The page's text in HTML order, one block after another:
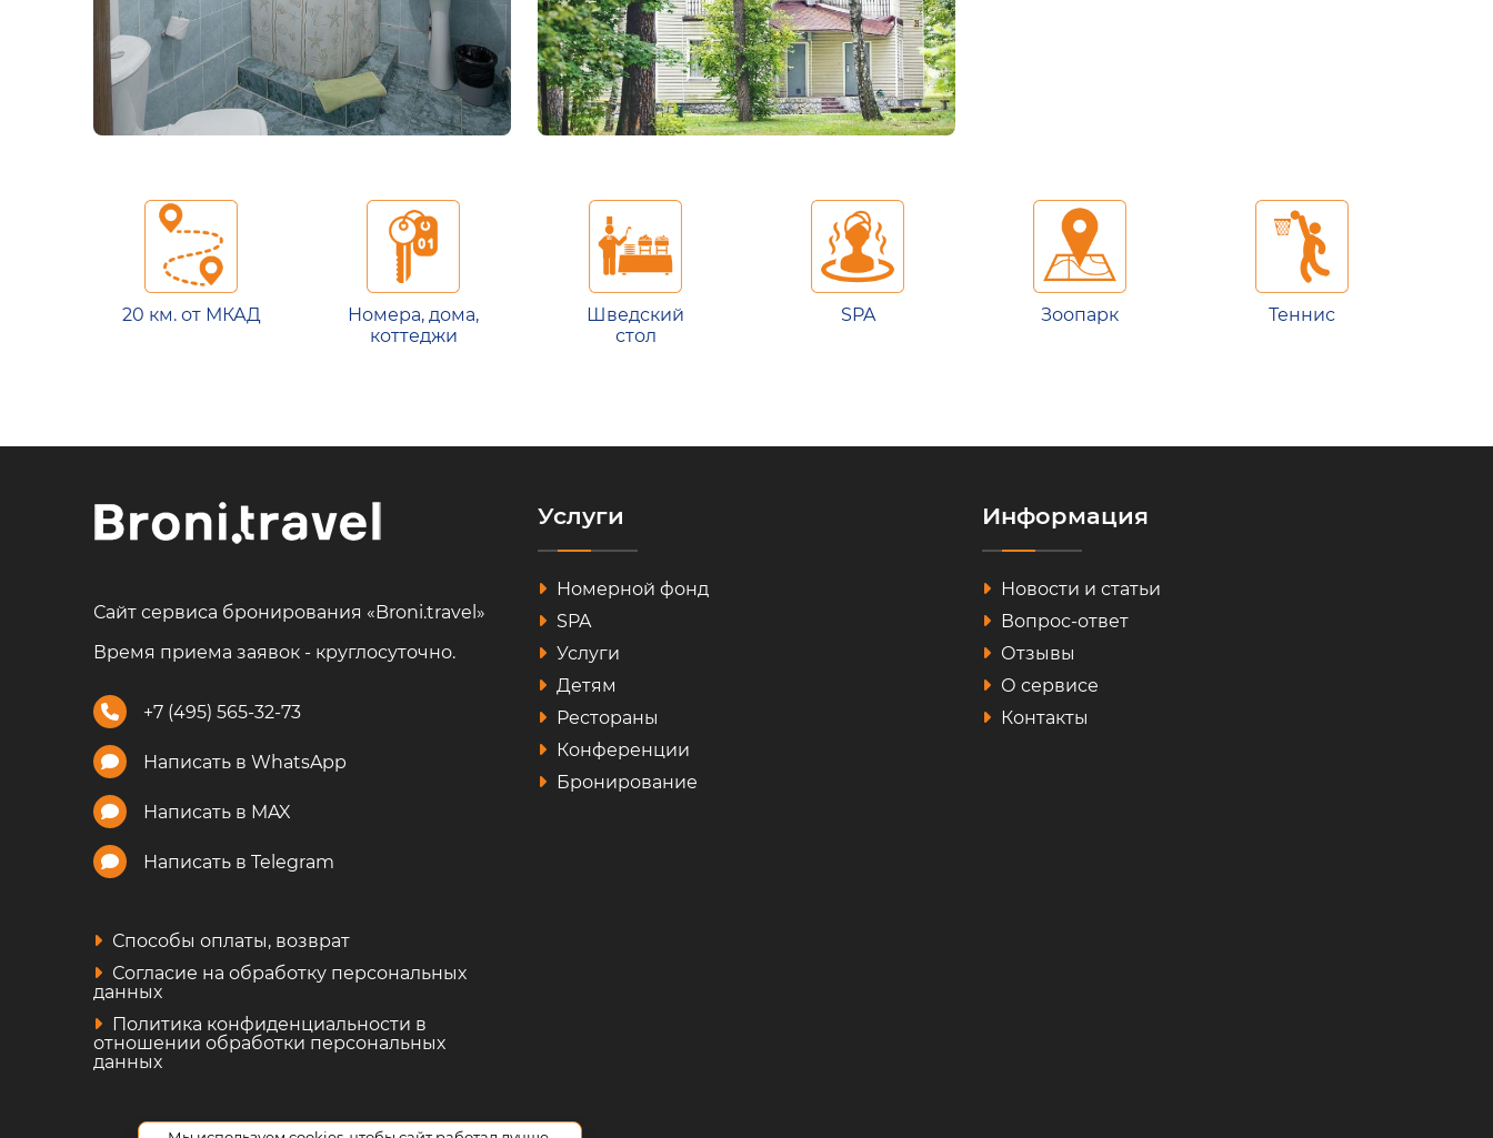
20 км. от МКАД
Номера, дома,
коттеджи
Шведский
стол
SPA Зоопарк Теннис
Сайт сервиса бронирования «Broni.travel»
Время приема заявок - круглосуточно.
+7 (495) 565-32-73
Написать в WhatsApp
Написать в MAX
Написать в Telegram
Способы оплаты, возврат
Согласие на обработку персональных
данных
Политика конфиденциальности в
отношении обработки персональных
данных
Услуги
Номерной фонд
SPA
Услуги
Детям
Рестораны
Конференции
Бронирование
Информация
Новости и статьи
Вопрос-ответ
Отзывы
О сервисе
Контакты